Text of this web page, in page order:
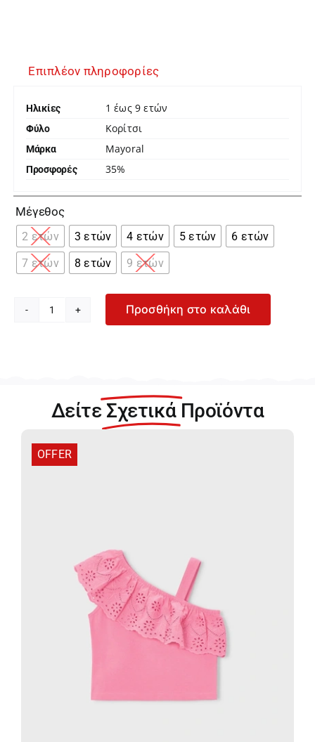
Επιπλέον πληροφορίες
Ηλικίες 1 έως 9 ετών
Φύλο Κορίτσι
Μάρκα Mayoral
Προσφορές 35%
Μέγεθος
2 ετών 3 ετών 4 ετών 5 ετών
6 ετών
7 ετών
8 ετών 9 ετών
Mayoral
03197-
ποσότητα
Προσθήκη στο καλάθι
Δείτε Σχετικά Προϊόντα
OFFER